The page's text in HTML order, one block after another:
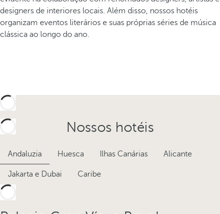
designers de interiores locais. Além disso, nossos hotéis
organizam eventos literários e suas próprias séries de música
clássica ao longo do ano.
Nossos hotéis
Andaluzia Huesca Ilhas Canárias Alicante
Jakarta e Dubai Caribe